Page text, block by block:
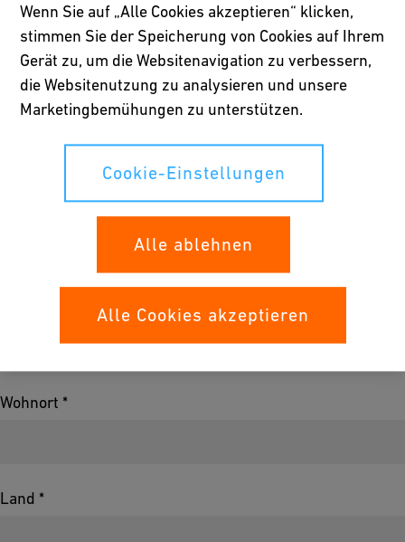
Nachname *
E-Mail *
Wohnort *
Land *
Wenn Sie auf „Alle Cookies akzeptieren“ klicken,
stimmen Sie der Speicherung von Cookies auf Ihrem
Gerät zu, um die Websitenavigation zu verbessern,
die Websitenutzung zu analysieren und unsere
Marketingbemühungen zu unterstützen.
Cookie-Einstellungen
Alle ablehnen
Alle Cookies akzeptieren